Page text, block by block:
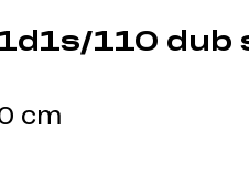
110 dub
cm